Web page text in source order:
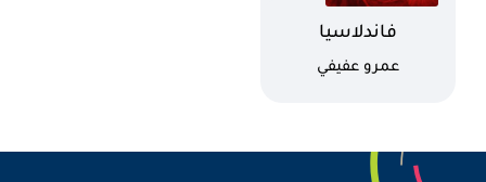
اسم الكتاب
فاندلاسيا
كاتب
عمرو عفيفي